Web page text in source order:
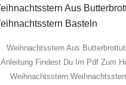
Weihnachtsstern Aus
Anleitung Findest Du Im Pdf Zum
Weihnachtsstern